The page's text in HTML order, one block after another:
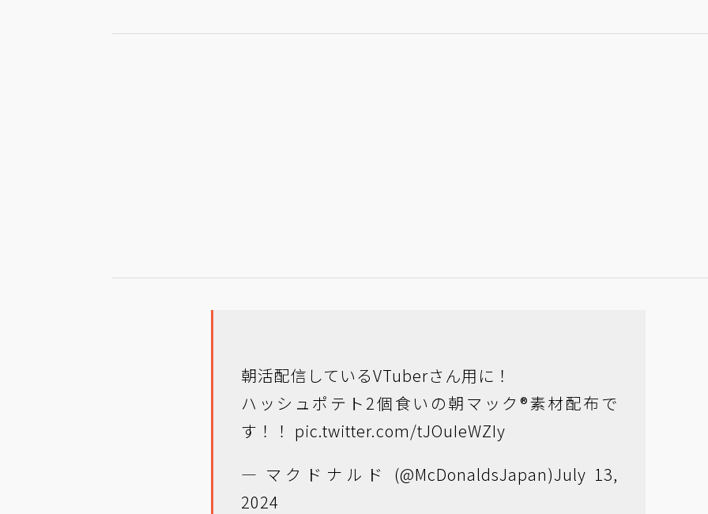
朝活配信しているVTuberさん用に！
ハッシュポテト2個食いの朝マック®︎素材配布で
す！！ pic.twitter.com/tJOuIeWZIy
— マクドナルド (@McDonaldsJapan)July 13,
2024